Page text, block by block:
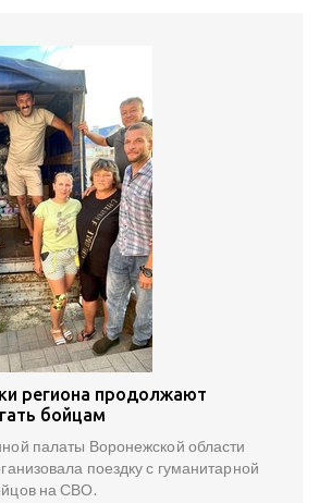
региона продолжают
бойцам
палаты Воронежской области
поездку с гуманитарной
на СВО.